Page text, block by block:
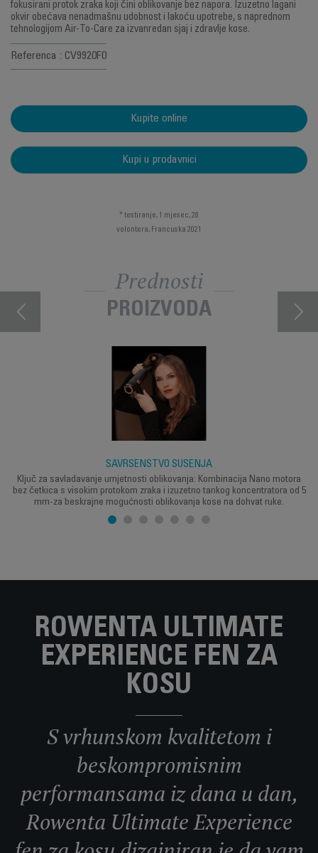
fokusirani protok zraka koji čini oblikovanje bez napora. Izuzetno lagani
okvir obećava nenadmašnu udobnost i lakoću upotrebe, s naprednom
tehnologijom Air-To-Care za izvanredan sjaj i zdravlje kose.
Referenca : CV9920F0
Kupite online
Kupi u prodavnici
* testiranje, 1 mjesec, 28
volontera, Francuska 2021
Prednosti
PROIZVODA
SAVRŠENSTVO SUŠENJA
Ključ za savladavanje umjetnosti oblikovanja: Kombinacija Nano motora
bez četkica s visokim protokom zraka i izuzetno tankog koncentratora od 5
mm-za beskrajne mogućnosti oblikovanja kose na dohvat ruke.
ROWENTA ULTIMATE
EXPERIENCE FEN ZA
KOSU
S vrhunskom kvalitetom i
beskompromisnim
performansama iz dana u dan,
Rowenta Ultimate Experience